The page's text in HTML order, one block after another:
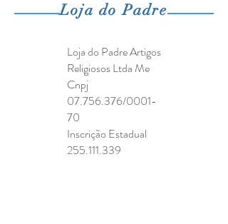
Loja do Padre
Loja do Padre Artigos
Religiosos Ltda Me
Cnpj
07.756.376/0001-
70
Inscrição Estadual
255.111.339